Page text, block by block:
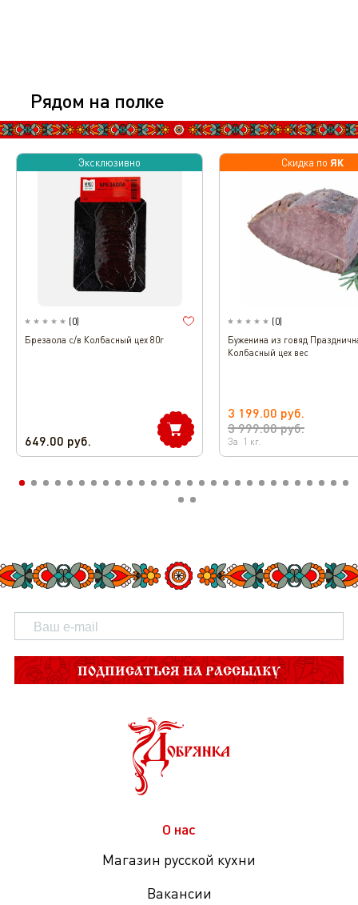
Рядом на полке
Эксклюзивно
(0)
Брезаола с/в Колбасный цех 80г
649.00 руб.
Эксклюзивно
Скидка по ЯК
(0)
Буженина из говяд
Колбасный цех вес
3 199.00 руб.
3 999.00руб.
За 1 кг.
ПОДПИСАТЬСЯ НА РАССЫЛКУ
О нас
Магазин русской кухни
Вакансии